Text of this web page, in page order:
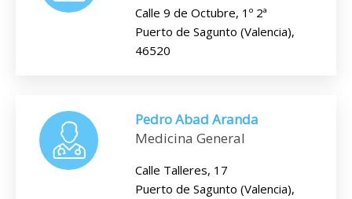
Calle 9 de Octubre, 1º 2ª
Puerto de Sagunto (Valencia),
46520
Pedro Abad Aranda
Medicina General
Calle Talleres, 17
Puerto de Sagunto (Valencia),